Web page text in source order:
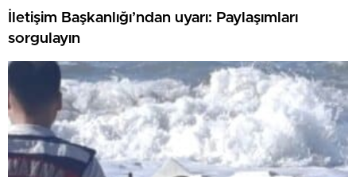
İletişim Başkanlığı’ndan uyarı: Paylaşımları
sorgulayın